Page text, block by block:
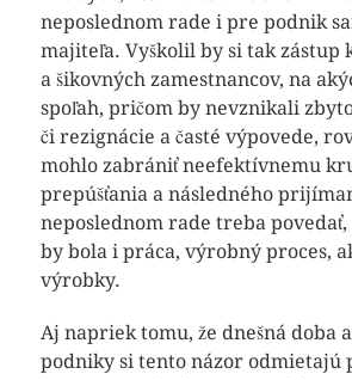
neposlednom rade i pre podnik
majiteľa. Vyškolil by si tak zástup
a šikovných zamestnancov, na
spoľah, pričom by nevznikali
či rezignácie a časté výpovede,
mohlo zabrániť neefektívnemu
prepúšťania a následného
neposlednom rade treba
by bola i práca, výrobný proces,
výrobky.
Aj napriek tomu, že dnešná doba
podniky si tento názor odmietajú